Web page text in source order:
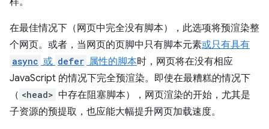
在最佳情况下（网页中完全没有脚本），此选项将预渲染整
个网页。或者，当网页的页脚中只有脚本元素或只有具有
async 或 defer 属性的脚本时，网页将在没有相应
JavaScript 的情况下完全预渲染。即使在最糟糕的情况下
（ <head> 中存在阻塞脚本），网页渲染的开始，尤其是
子资源的预提取，也应能大幅提升网页加载速度。